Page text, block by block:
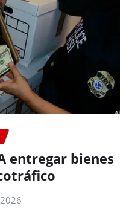
entregar bienes